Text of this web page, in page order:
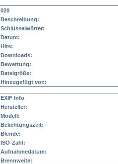
020
Beschreibung:
Schlüsselwörter:
Datum:
Hits:
Downloads:
Bewertung:
Dateigröße:
Hinzugefügt von:
EXIF Info
Hersteller:
Modell:
Belichtungszeit:
Blende:
ISO-Zahl:
Aufnahmedatum:
Brennweite: